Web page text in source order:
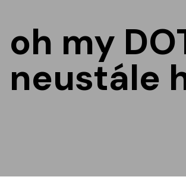
oh my
neustále